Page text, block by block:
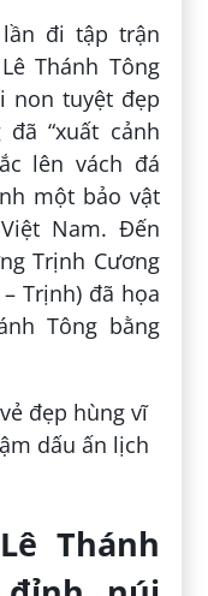
đi tập trận
Thánh Tông
non tuyệt đẹp
“xuất cảnh
lên vách đá
một bảo vật
Nam. Đến
Trịnh Cương
Trịnh) đã họa
Tông bằng
Thánh